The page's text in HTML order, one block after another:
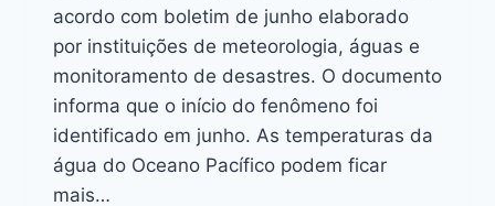
acordo com boletim de junho elaborado
por instituições de meteorologia, águas e
monitoramento de desastres. O documento
informa que o início do fenômeno foi
identificado em junho. As temperaturas da
água do Oceano Pacífico podem ficar
mais…